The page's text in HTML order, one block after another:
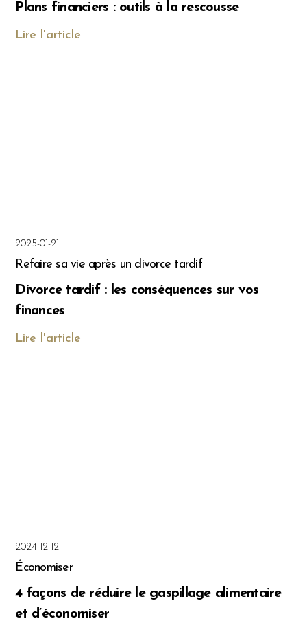
Plans financiers : outils à la rescousse
Lire l'article
2025-01-21
Refaire sa vie après un divorce tardif
Divorce tardif : les conséquences sur vos
finances
Lire l'article
2024-12-12
Économiser
4 façons de réduire le gaspillage alimentaire
et d’économiser